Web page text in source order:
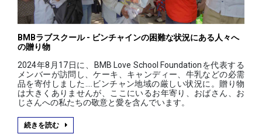
BMBラブスクール - ビンチャインの困難な状況にある人々へ
の贈り物
2024年8月17日に、BMB Love School Foundationを代表する
メンバーが訪問し、ケーキ、キャンディー、牛乳などの必需
品を寄付しました....ビンチャン地域の厳しい状況に。贈り物
は大きくありませんが、ここにいるお年寄り、おばさん、お
じさんへの私たちの敬意と愛を含んでいます。
続きを読む